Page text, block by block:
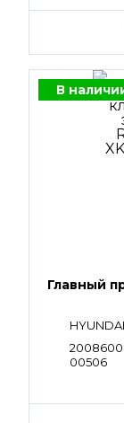
В
Главный
00506